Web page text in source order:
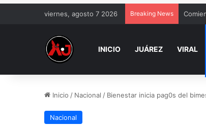
viernes, agosto 7 2026 Breaking News
INICIO JUÁREZ VIRAL
Inicio / Nacional / Bienestar inicia pag0s del
Nacional